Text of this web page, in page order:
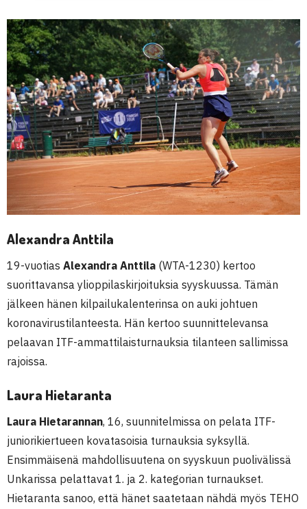
Alexandra Anttila
19-vuotias Alexandra Anttila (WTA-1230) kertoo
suorittavansa ylioppilaskirjoituksia syyskuussa. Tämän
jälkeen hänen kilpailukalenterinsa on auki johtuen
koronavirustilanteesta. Hän kertoo suunnittelevansa
pelaavan ITF-ammattilaisturnauksia tilanteen sallimissa
rajoissa.
Laura Hietaranta
Laura Hietarannan, 16, suunnitelmissa on pelata ITF-
juniorikiertueen kovatasoisia turnauksia syksyllä.
Ensimmäisenä mahdollisuutena on syyskuun puolivälissä
Unkarissa pelattavat 1. ja 2. kategorian turnaukset.
Hietaranta sanoo, että hänet saatetaan nähdä myös TEHO